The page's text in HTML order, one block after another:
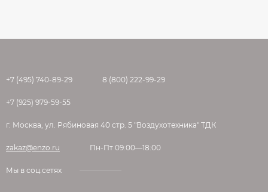
пределах времени жизнеспособности)
необходимо тщательно перемешать его без
передозировку воды!!! Для приготовления
раствора использовать только чистые
+7 (495) 740-89-29 8 (800) 222-99-29
+7 (925) 979-59-55
г. Москва, ул. Рябиновая 40 стр. 5 "Воздухотехника" ТДК
zakaz@enzo.ru Пн-Пт 09:00—18:00
Мы в соц.сетях